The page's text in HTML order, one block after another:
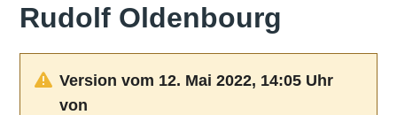
Rudolf Oldenbourg
Version vom 12. Mai 2022, 14:05 Uhr
von